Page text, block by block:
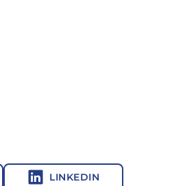
LINKEDIN